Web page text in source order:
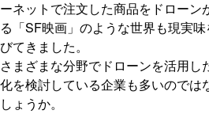
ーネットで注文した商品をドローン
る「SF映画」のような世界も現実味
びてきました。
さまざまな分野でドローンを活用し
化を検討している企業も多いのでは
しょうか。